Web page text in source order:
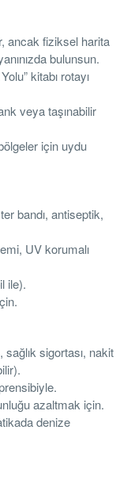
ancak fiziksel harita
bulunsun.
kitabı rotayı
veya taşınabilir
için uydu
bandı, antiseptik,
UV korumalı
ile).
sigortası, nakit
azaltmak için.
denize